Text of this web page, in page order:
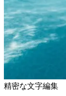
精密な文字編集